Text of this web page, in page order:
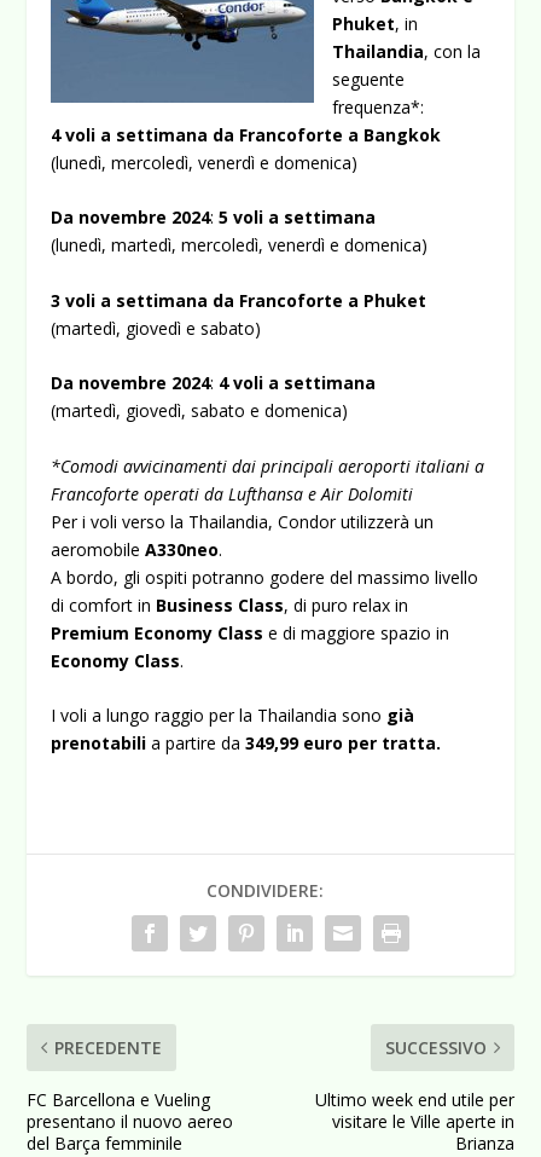
Phuket, in
Thailandia, con la
seguente
frequenza*:
4 voli a settimana da Francoforte a Bangkok
(lunedì, mercoledì, venerdì e domenica)
Da novembre 2024:5 voli a settimana
(lunedì, martedì, mercoledì, venerdì e domenica)
3 voli a settimana da Francoforte a Phuket
(martedì, giovedì e sabato)
Da novembre 2024: 4 voli a settimana
(martedì, giovedì, sabato e domenica)
*Comodi avvicinamenti dai principali aeroporti italiani a
Francoforte operati da Lufthansa e Air Dolomiti
Per i voli verso la Thailandia, Condor utilizzerà un
aeromobileA330neo.
A bordo, gli ospiti potranno godere del massimo livello
di comfort in Business Class, di puro relax in
Premium Economy Class e di maggiore spazio in
Economy Class.
I voli a lungo raggio per la Thailandia sono già
prenotabilia partire da 349,99 euro per tratta.
CONDIVIDERE:
PRECEDENTE
FC Barcellona e Vueling
presentano il nuovo aereo
del Barça femminile
SUCCESSIVO
Ultimo week end utile per
visitare le Ville aperte in
Brianza